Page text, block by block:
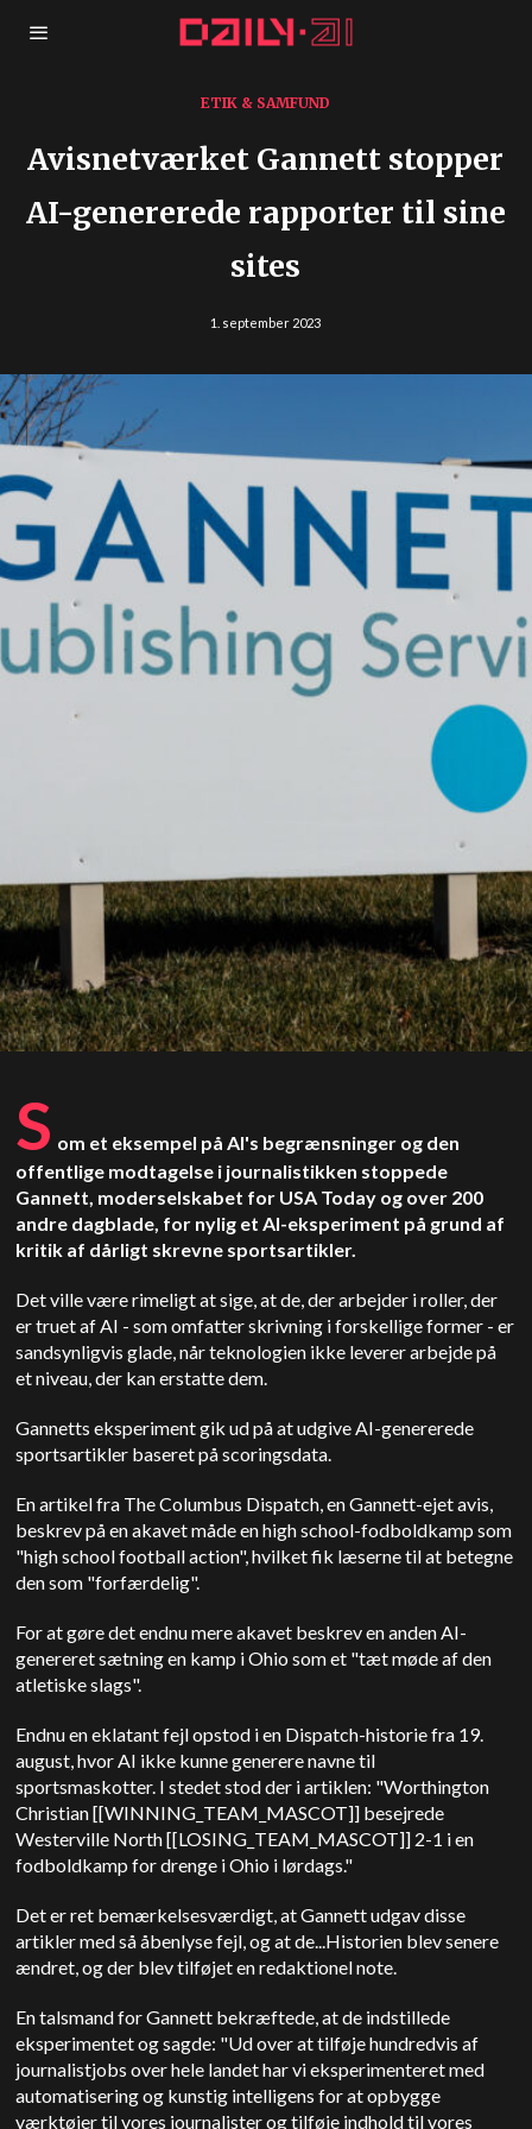
ETIK & SAMFUND
Avisnetværket Gannett stopper
AI-genererede rapporter til sine
sites
1. september 2023
S om et eksempel på AI's begrænsninger og den
offentlige modtagelse i journalistikken stoppede
Gannett, moderselskabet for USA Today og over 200
andre dagblade, for nylig et AI-eksperiment på grund af
kritik af dårligt skrevne sportsartikler.
Det ville være rimeligt at sige, at de, der arbejder i roller, der
er truet af AI - som omfatter skrivning i forskellige former - er
sandsynligvis glade, når teknologien ikke leverer arbejde på
et niveau, der kan erstatte dem.
Gannetts eksperiment gik ud på at udgive AI-genererede
sportsartikler baseret på scoringsdata.
En artikel fra The Columbus Dispatch, en Gannett-ejet avis,
beskrev på en akavet måde en high school-fodboldkamp som
"high school football action", hvilket fik læserne til at betegne
den som "forfærdelig".
For at gøre det endnu mere akavet beskrev en anden AI-
genereret sætning en kamp i Ohio som et "tæt møde af den
atletiske slags".
Endnu en eklatant fejl opstod i en Dispatch-historie fra 19.
august, hvor AI ikke kunne generere navne til
sportsmaskotter. I stedet stod der i artiklen: "Worthington
Christian [[WINNING_TEAM_MASCOT]] besejrede
Westerville North [[LOSING_TEAM_MASCOT]] 2-1 i en
fodboldkamp for drenge i Ohio i lørdags."
Det er ret bemærkelsesværdigt, at Gannett udgav disse
artikler med så åbenlyse fejl, og at de...Historien blev senere
ændret, og der blev tilføjet en redaktionel note.
En talsmand for Gannett bekræftede, at de indstillede
eksperimentet og sagde: "Ud over at tilføje hundredvis af
journalistjobs over hele landet har vi eksperimenteret med
automatisering og kunstig intelligens for at opbygge
værktøjer til vores journalister og tilføje indhold til vores